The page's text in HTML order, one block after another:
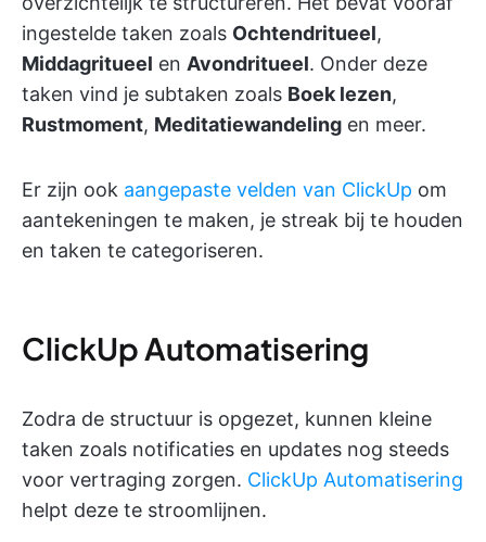
ingestelde taken zoals Ochtendritueel,
Middagritueel en Avondritueel. Onder deze
taken vind je subtaken zoals Boek lezen,
Rustmoment, Meditatiewandeling en meer.
Er zijn ook aangepaste velden van ClickUp om
aantekeningen te maken, je streak bij te houden
en taken te categoriseren.
ClickUp Automatisering
Zodra de structuur is opgezet, kunnen kleine
taken zoals notificaties en updates nog steeds
voor vertraging zorgen. ClickUp Automatisering
helpt deze te stroomlijnen.